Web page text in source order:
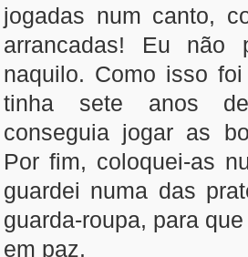
jogadas num canto,
arrancadas! Eu não
naquilo. Como isso
tinha sete anos
conseguia jogar as
Por fim, coloquei-as
guardei numa das
guarda-roupa, para
em paz.